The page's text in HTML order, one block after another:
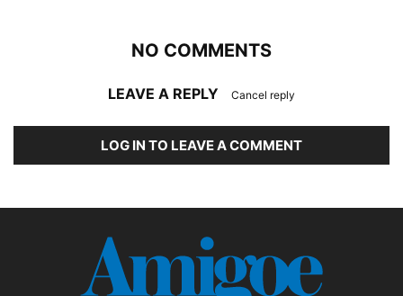
NO COMMENTS
LEAVE A REPLY Cancel reply
LOG IN TO LEAVE A COMMENT